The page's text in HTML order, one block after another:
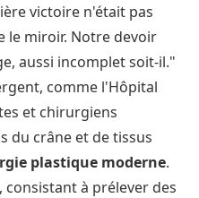
victoire n'était pas
le miroir. Notre devoir
aussi incomplet soit-il."
comme l'Hôpital
et chirurgiens
du crâne et de tissus
plastique moderne.
à prélever des